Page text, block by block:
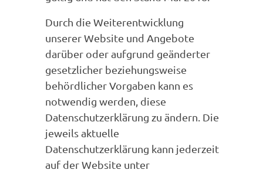
Durch die Weiterentwicklung
unserer Website und Angebote
darüber oder aufgrund geänderter
gesetzlicher beziehungsweise
behördlicher Vorgaben kann es
notwendig werden, diese
Datenschutzerklärung zu ändern. Die
jeweils aktuelle
Datenschutzerklärung kann jederzeit
auf der Website unter